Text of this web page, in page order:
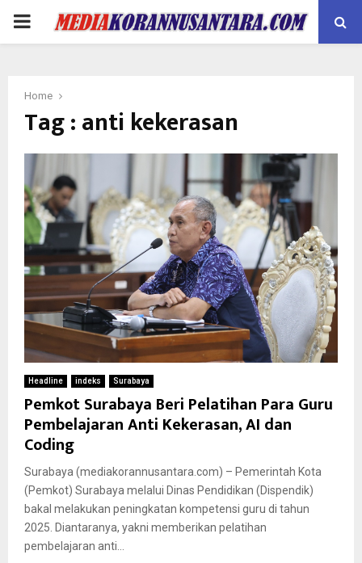
PRIMARY
Home
Tag : anti kekerasan
Headline indeks Surabaya
Pemkot Surabaya Beri Pelatihan Para Guru
Pembelajaran Anti Kekerasan, AI dan
Coding
Surabaya (mediakorannusantara.com) – Pemerintah Kota
(Pemkot) Surabaya melalui Dinas Pendidikan (Dispendik)
bakal melakukan peningkatan kompetensi guru di tahun
2025. Diantaranya, yakni memberikan pelatihan
pembelajaran anti...